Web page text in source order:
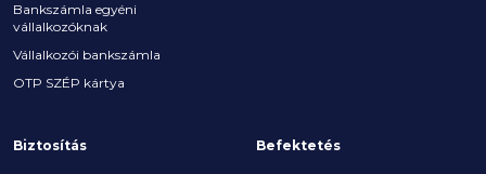
Bankszámla egyéni
vállalkozóknak
Vállalkozói bankszámla
OTP SZÉP kártya
Biztosítás Befektetés